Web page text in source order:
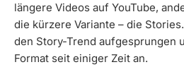
längere Videos auf YouTube,
die kürzere Variante – die
den Story-Trend aufgesprungen
Format seit einiger Zeit an.